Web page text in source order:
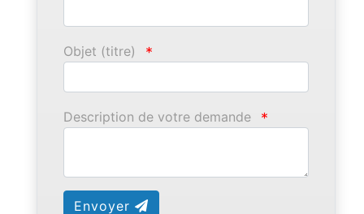
Objet (titre) *
Description de votre demande *
Envoyer